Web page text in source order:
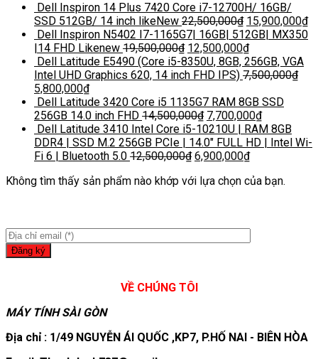
Dell Inspiron 14 Plus 7420 Core i7-12700H/ 16GB/
SSD 512GB/ 14 inch likeNew 22,500,000₫ 15,900,000₫
Dell Inspiron N5402 I7-1165G7| 16GB| 512GB| MX350
|14 FHD Likenew 19,500,000₫ 12,500,000₫
Dell Latitude E5490 (Core i5-8350U, 8GB, 256GB, VGA
Intel UHD Graphics 620, 14 inch FHD IPS) 7,500,000₫
5,800,000₫
Dell Latitude 3420 Core i5 1135G7 RAM 8GB SSD
256GB 14.0 inch FHD 14,500,000₫ 7,700,000₫
Dell Latitude 3410 Intel Core i5-10210U | RAM 8GB
DDR4 | SSD M.2 256GB PCIe | 14.0″ FULL HD | Intel Wi-
Fi 6 | Bluetooth 5.0 12,500,000₫ 6,900,000₫
Không tìm thấy sản phẩm nào khớp với lựa chọn của bạn.
VỀ CHÚNG TÔI
MÁY TÍNH SÀI GÒN
Địa chỉ : 1/49 NGUYỄN ÁI QUỐC ,KP7, P.HỐ NAI - BIÊN HÒA